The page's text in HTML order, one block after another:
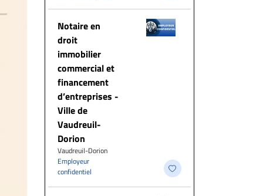
Notaire en
droit
immobilier
commercial et
financement
d’entreprises -
Ville de
Vaudreuil-
Dorion
Vaudreuil-Dorion
Employeur
confidentiel